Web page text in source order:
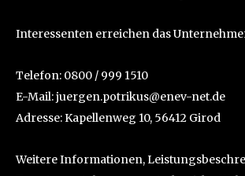
Interessenten erreichen das
Telefon: 0800 / 999 1510
E-Mail: juergen.potrikus@enev-net.de
Adresse: Kapellenweg 10, 56412 Girod
Weitere Informationen,